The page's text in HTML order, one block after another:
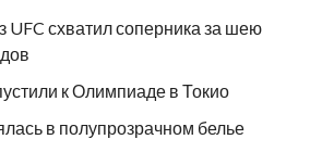
UFC схватил соперника за шею
к Олимпиаде в Токио
в полупрозрачном белье